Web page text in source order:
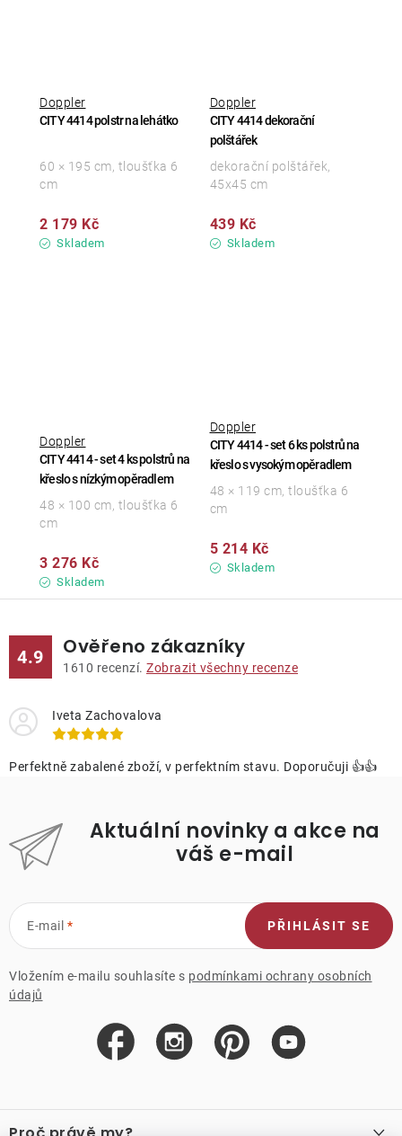
CITY 4414 polstr na lehátko
Doppler
Skladem
2 179 Kč
60 × 195 cm, tloušťka 6
cm
CITY 4414 dekorační
polštářek
Doppler
Skladem
439 Kč
dekorační polštářek,
45x45 cm
CITY 4414 - set 4 ks polstrů na
křeslo s nízkým opěradlem
Doppler
Skladem
3 276 Kč
48 × 100 cm, tloušťka 6
cm
CITY 4414 - set 6 ks polstrů na
křeslo s vysokým opěradlem
Doppler
Skladem
5 214 Kč
48 × 119 cm, tloušťka 6
cm
4.9 Ověřeno zákazníky
1610 recenzí. Zobrazit všechny recenze
Iveta Zachovalova
Perfektně zabalené zboží, v perfektním stavu. Doporučuji 👍👍
Aktuální novinky a akce na
váš e-mail
E-mail
Vložením e-mailu souhlasíte s podmínkami ochrany osobních
údajů
PŘIHLÁSIT SE
á